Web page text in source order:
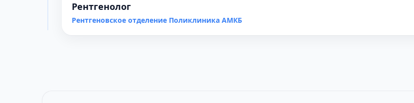
Рентгенолог
Рентгеновское отделение Поликлиника АМКБ